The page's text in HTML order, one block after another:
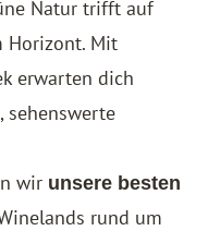
Natur trifft auf
Horizont. Mit
erwarten dich
sehenswerte
wir unsere besten
rund um